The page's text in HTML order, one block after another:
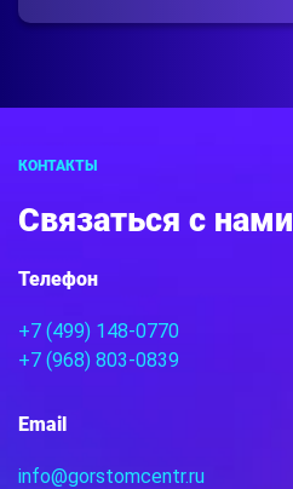
КОНТАКТЫ
Связаться с нами
Телефон
+7 (499) 148-0770
+7 (968) 803-0839
Email
info@gorstomcentr.ru